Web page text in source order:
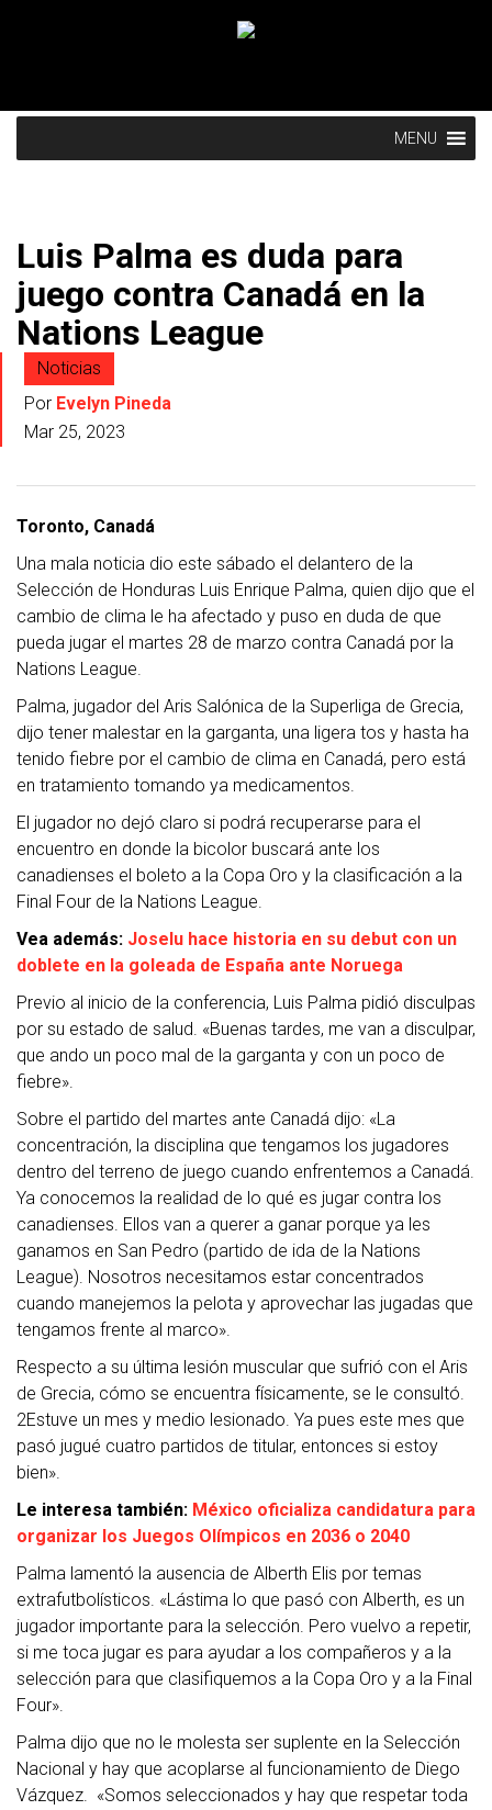
MENU
Luis Palma es duda para
juego contra Canadá en la
Nations League
Noticias
Por Evelyn Pineda
Mar 25, 2023
Toronto, Canadá
Una mala noticia dio este sábado el delantero de la
Selección de Honduras Luis Enrique Palma, quien dijo que el
cambio de clima le ha afectado y puso en duda de que
pueda jugar el martes 28 de marzo contra Canadá por la
Nations League.
Palma, jugador del Aris Salónica de la Superliga de Grecia,
dijo tener malestar en la garganta, una ligera tos y hasta ha
tenido fiebre por el cambio de clima en Canadá, pero está
en tratamiento tomando ya medicamentos.
El jugador no dejó claro si podrá recuperarse para el
encuentro en donde la bicolor buscará ante los
canadienses el boleto a la Copa Oro y la clasificación a la
Final Four de la Nations League.
Vea además: Joselu hace historia en su debut con un
doblete en la goleada de España ante Noruega
Previo al inicio de la conferencia, Luis Palma pidió disculpas
por su estado de salud. «Buenas tardes, me van a disculpar,
que ando un poco mal de la garganta y con un poco de
fiebre».
Sobre el partido del martes ante Canadá dijo: «La
concentración, la disciplina que tengamos los jugadores
dentro del terreno de juego cuando enfrentemos a Canadá.
Ya conocemos la realidad de lo qué es jugar contra los
canadienses. Ellos van a querer a ganar porque ya les
ganamos en San Pedro (partido de ida de la Nations
League). Nosotros necesitamos estar concentrados
cuando manejemos la pelota y aprovechar las jugadas que
tengamos frente al marco».
Respecto a su última lesión muscular que sufrió con el Aris
de Grecia, cómo se encuentra físicamente, se le consultó.
2Estuve un mes y medio lesionado. Ya pues este mes que
pasó jugué cuatro partidos de titular, entonces si estoy
bien».
Le interesa también: México oficializa candidatura para
organizar los Juegos Olímpicos en 2036 o 2040
Palma lamentó la ausencia de Alberth Elis por temas
extrafutbolísticos. «Lástima lo que pasó con Alberth, es un
jugador importante para la selección. Pero vuelvo a repetir,
si me toca jugar es para ayudar a los compañeros y a la
selección para que clasifiquemos a la Copa Oro y a la Final
Four».
Palma dijo que no le molesta ser suplente en la Selección
Nacional y hay que acoplarse al funcionamiento de Diego
Vázquez. «Somos seleccionados y hay que respetar toda